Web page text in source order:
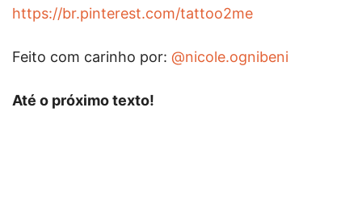
https://br.pinterest.com/tattoo2me
Feito com carinho por: @nicole.ognibeni
Até o próximo texto!